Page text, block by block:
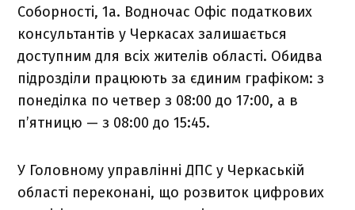
Соборності, 1а. Водночас Офіс податкових
консультантів у Черкасах залишається
доступним для всіх жителів області. Обидва
підрозділи працюють за єдиним графіком: з
понеділка по четвер з 08:00 до 17:00, а в
п’ятницю — з 08:00 до 15:45.
У Головному управлінні ДПС у Черкаській
області переконані, що розвиток цифрових